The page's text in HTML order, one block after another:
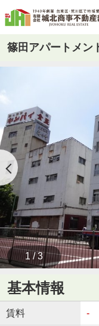
篠田アパートメン
1 / 3
基本情報
賃料 -